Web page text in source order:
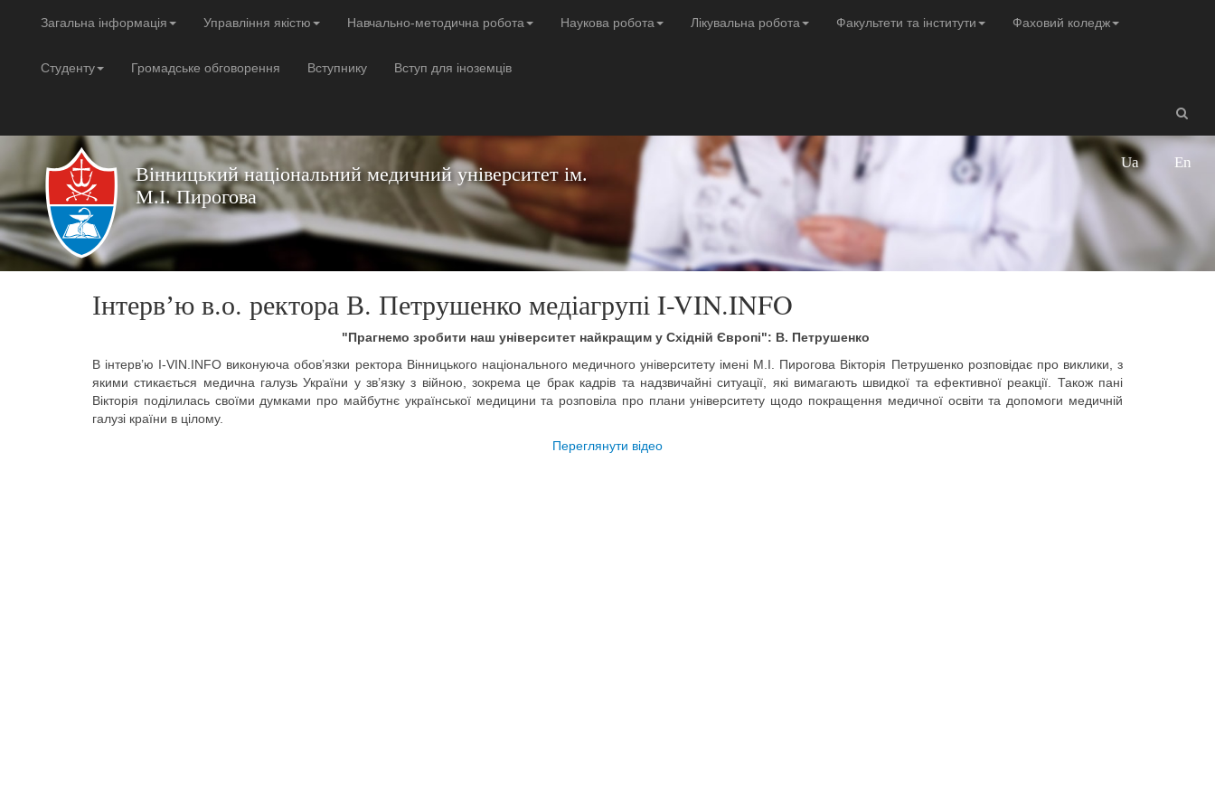
Загальна інформація Управління якістю Навчально-методична робота Наукова робота Лікувальна робота Факультети та інститути Фаховий коледж
Студенту Громадське обговорення Вступнику Вступ для іноземців
Вінницький національний медичний університет ім.
М.І. Пирогова
Ua En
Інтервʼю в.о. ректора В. Петрушенко медіагрупі I-VIN.INFO
"Прагнемо зробити наш університет найкращим у Східній Європі": В. Петрушенко
В інтерв’ю I-VIN.INFO виконуюча обов’язки ректора Вінницького національного медичного університету імені М.І. Пирогова Вікторія Петрушенко розповідає про виклики, з
якими стикається медична галузь України у зв’язку з війною, зокрема це брак кадрів та надзвичайні ситуації, які вимагають швидкої та ефективної реакції. Також пані
Вікторія поділилась своїми думками про майбутнє української медицини та розповіла про плани університету щодо покращення медичної освіти та допомоги медичній
галузі країни в цілому.
Переглянути відео